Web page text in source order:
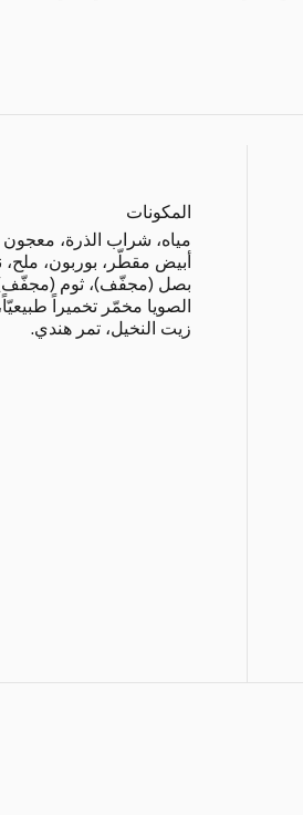
المكونات
مياه، شراب الذرة،
أبيض مقطّر، بوربون، ملح،
بصل (مجفّف)، ثوم
الصويا مخمّر تخميراً
زيت النخيل، تمر هندي.